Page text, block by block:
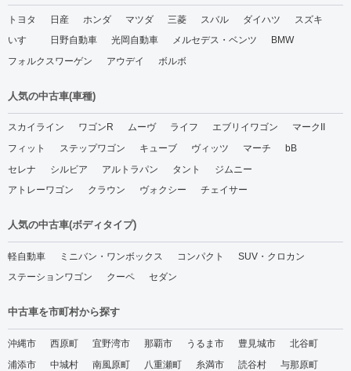
トヨタ 日産 ホンダ マツダ 三菱 スバル ダイハツ
スズキ
いすゞ
日野自動車 光岡自動車 メルセデス・ベンツ
BMW
フォルクスワーゲン
アウデイ ボルボ
人気の中古車(車種)
スカイライン ワゴンR ムーヴ ライフ エブリイワゴン
マークII
フィット
ステップワゴン キューブ ヴィッツ マーチ
bB
セレナ
シルビア アルトラパン タント
ジムニー
アトレーワゴン
クラウン ヴォクシー チェイサー
人気の中古車(ボディタイプ)
軽自動車 ミニバン・ワンボックス コンパクト
SUV・クロカン
ステーションワゴン
クーペ セダン
中古車を市町村から探す
沖縄市 西原町 宜野湾市 那覇市 うるま市 豊見城市
北谷町
浦添市
中城村 南風原町 八重瀬町 糸満市 読谷村
与那原町